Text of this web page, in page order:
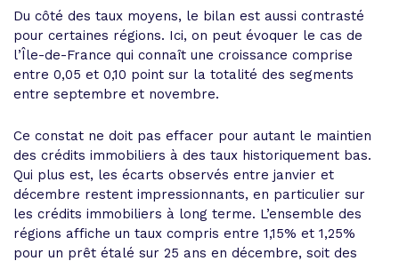
Du côté des taux moyens, le bilan est aussi contrasté
pour certaines régions. Ici, on peut évoquer le cas de
l’Île-de-France qui connaît une croissance comprise
entre 0,05 et 0,10 point sur la totalité des segments
entre septembre et novembre.
Ce constat ne doit pas effacer pour autant le maintien
des crédits immobiliers à des taux historiquement bas.
Qui plus est, les écarts observés entre janvier et
décembre restent impressionnants, en particulier sur
les crédits immobiliers à long terme. L’ensemble des
régions affiche un taux compris entre 1,15% et 1,25%
pour un prêt étalé sur 25 ans en décembre, soit des